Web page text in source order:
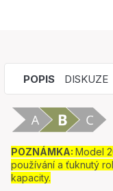
POPIS DISKUZE
POZNÁMKA: Model
používání a ťuknutý
kapacity.